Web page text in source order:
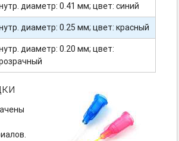
диаметр: 0.41 мм; цвет: синий
диаметр: 0.25 мм; цвет: красный
диаметр: 0.20 мм; цвет: